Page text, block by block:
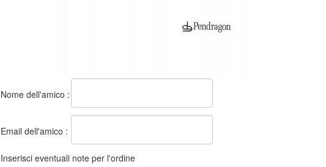
Nome dell'amico :
Email dell'amico :
Inserisci eventuali note per l'ordine